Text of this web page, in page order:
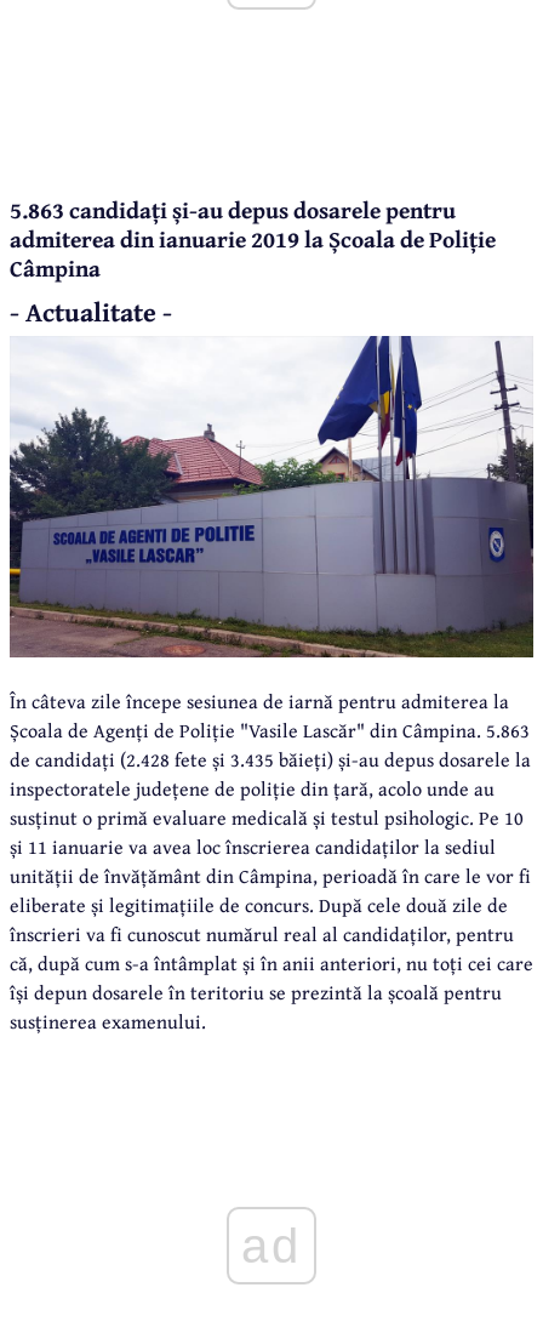
5.863 candidați și-au depus dosarele pentru
admiterea din ianuarie 2019 la Școala de Poliție
Câmpina
- Actualitate -
În câteva zile începe sesiunea de iarnă pentru admiterea la
Școala de Agenți de Poliție "Vasile Lascăr" din Câmpina. 5.863
de candidați (2.428 fete și 3.435 băieți) și-au depus dosarele la
inspectoratele județene de poliție din țară, acolo unde au
susținut o primă evaluare medicală și testul psihologic. Pe 10
și 11 ianuarie va avea loc înscrierea candidaților la sediul
unității de învățământ din Câmpina, perioadă în care le vor fi
eliberate și legitimațiile de concurs. După cele două zile de
înscrieri va fi cunoscut numărul real al candidaților, pentru
că, după cum s-a întâmplat și în anii anteriori, nu toți cei care
își depun dosarele în teritoriu se prezintă la școală pentru
susținerea examenului.
ad